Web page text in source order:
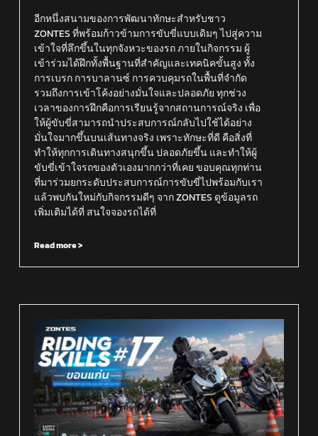
อีกหนึ่งสนามของการพัฒนาทักษะสำหรับชาว
ZONTES ที่พร้อมก้าวข้ามการขับขี่แบบเดิมๆ ไปสู่ความ
เข้าใจที่ลึกขึ้นในทุกจังหวะของรถ ภายในกิจกรรม ผู้
เข้าร่วมได้ฝึกทั้งพื้นฐานที่สำคัญและเทคนิคขั้นสูง ทั้ง
การเบรก การบาลานซ์ การควบคุมรถในพื้นที่จำกัด
รวมถึงการเข้าโค้งอย่างมั่นใจและปลอดภัย ทุกช่วง
เวลาของการฝึกคือการเรียนรู้จากสถานการณ์จริง เพื่อ
ให้ผู้ขับขี่สามารถนำประสบการณ์กลับไปใช้ได้อย่าง
มั่นใจมากขึ้นบนเส้นทางจริง เพราะทักษะที่ดี คือสิ่งที่
ทำให้ทุกการเดินทางสนุกขึ้น ปลอดภัยขึ้น และทำให้ผู้
ขับขี่เข้าใจรถของตัวเองมากกว่าที่เคย ขอบคุณทุกท่าน
ที่มาร่วมยกระดับประสบการณ์การขับขี่ไปพร้อมกับเรา
แล้วพบกันใหม่กับกิจกรรมดีๆ จาก ZONTES ดูข้อมูลรถ
เพิ่มเติมได้ที่ สนใจจองรถได้ที่
Read more >